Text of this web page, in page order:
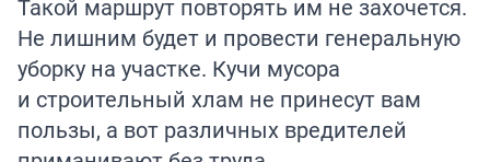
Такой маршрут повторять им не захочется.
Не лишним будет и провести генеральную
уборку на участке. Кучи мусора
и строительный хлам не принесут вам
пользы, а вот различных вредителей